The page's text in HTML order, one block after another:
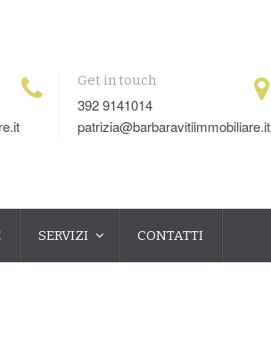
Get in touch
392 9141014
patrizia@barbaravitiimmobiliare.it
SERVIZI CONTATTI